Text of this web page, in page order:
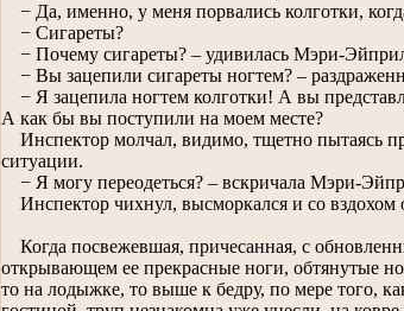
− Да, именно, у меня порвались колготки,
− Сигареты?
− Почему сигареты? – удивилась Мэри-
− Вы зацепили сигареты ногтем? –
− Я зацепила ногтем колготки! А вы
А как бы вы поступили на моем месте?
Инспектор молчал, видимо, тщетно пытаясь
ситуации.
− Я могу переодеться? – вскричала Мэри-
Инспектор чихнул, высморкался и со вздохом
Когда посвежевшая, причесанная, с
открывающем ее прекрасные ноги, обтянутые
то на лодыжке, то выше к бедру, по мере того,